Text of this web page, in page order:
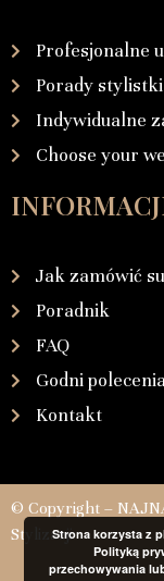
Profesjonalne
Porady stylistki
Indywidualne
Choose your
Jak zamówić
Poradnik
FAQ
Godni
Kontakt
© Copyright –
StylizacjiStrona korzysta z
Polityką
przechowywania